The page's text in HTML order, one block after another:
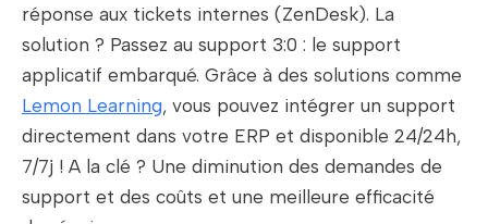
réponse aux tickets internes (ZenDesk). La
solution ? Passez au support 3:0 : le support
applicatif embarqué. Grâce à des solutions comme
Lemon Learning, vous pouvez intégrer un support
directement dans votre ERP et disponible 24/24h,
7/7j ! A la clé ? Une diminution des demandes de
support et des coûts et une meilleure efficacité